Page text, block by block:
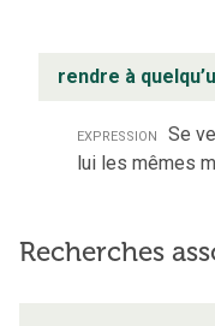
rendre à
expression Se
lui les mêmes
Recherches